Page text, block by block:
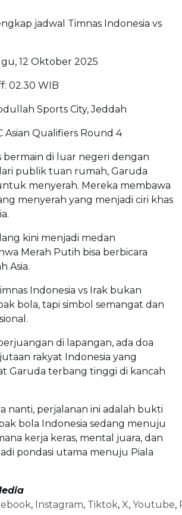
jadwal Timnas Indonesia vs
12 Oktober 2025
02.30 WIB
Sports City, Jeddah
Asian Qualifiers Round 4
bermain di luar negeri dengan
publik tuan rumah, Garuda
menyerah. Mereka membawa
menyerah yang menjadi ciri khas
kini menjadi medan
Merah Putih bisa berbicara
Asia.
Indonesia vs Irak bukan
bola, tapi simbol semangat dan
di lapangan, ada doa
rakyat Indonesia yang
Garuda terbang tinggi di kancah
nanti, perjalanan ini adalah bukti
bola Indonesia sedang menuju
kerja keras, mental juara, dan
pondasi utama menuju Piala
, Instagram, Tiktok, X, Youtube,